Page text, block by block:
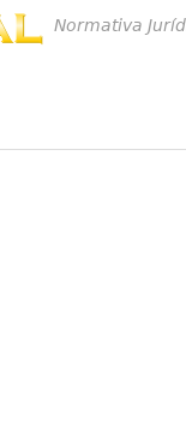
Normativa